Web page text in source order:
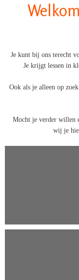
Je kunt bij ons terecht
Je krijgt lessen in
Ook als je alleen op
Mocht je verder willen
wij je